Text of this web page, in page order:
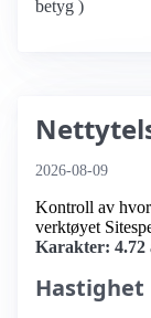
betyg )
2026-08-09
Kontroll av hvor
verktøyet
Karakter: 4.72
Hastighet